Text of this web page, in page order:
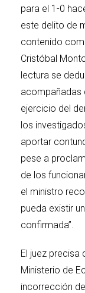
para el 1-0
este delito de
contenido
Cristóbal
lectura se
acompañadas
ejercicio del
los
aportar
pese a
de los
el ministro
pueda existir
confirmada”.
El juez precisa
Ministerio de
incorrección